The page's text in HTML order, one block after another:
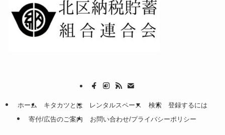
ホーム キタカツとは レンタルスペース 検索
登録するには
寄付/広告のご案内
お問い合わせ/プライバシーポリシー